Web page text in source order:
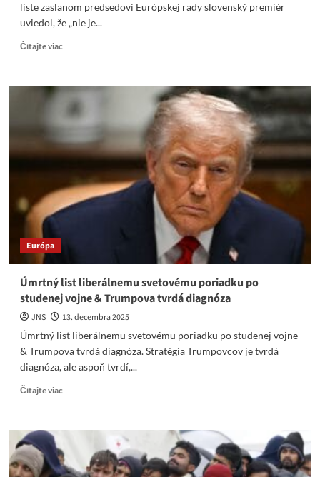
liste zaslanom predsedovi Európskej rady slovenský premiér
uviedol, že „nie je...
Čítajte viacRead
Fico
Nie
financovaniu
ukrajinskej
armády
TEC
Európa
Úmrtný list liberálnemu svetovému poriadku po
studenej vojne & Trumpova tvrdá diagnóza
JNS
13. decembra 2025
Úmrtný list liberálnemu svetovému poriadku po studenej vojne
& Trumpova tvrdá diagnóza. Stratégia Trumpovcov je tvrdá
diagnóza, ale aspoň tvrdí,...
Čítajte viacRead
Úmrtný
liberálnemu
svetovému